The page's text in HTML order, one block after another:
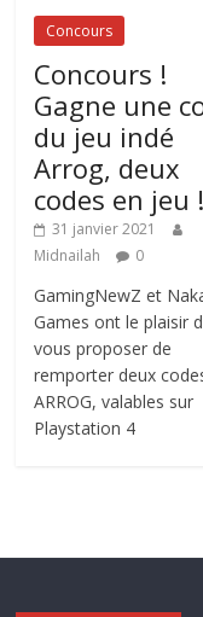
Concours
Concours !
Gagne une
du jeu indé
Arrog, deux
codes en jeu !
31 janvier 2021
Midnailah
0
GamingNewZ et
Games ont le plaisir
vous proposer de
remporter deux
ARROG, valables sur
Playstation 4